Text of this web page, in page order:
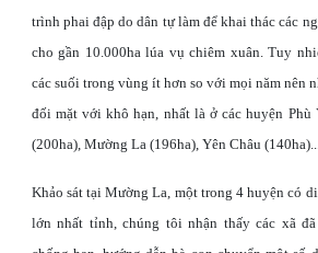
trình phai đập do dân tự làm để khai thác các
cho gần 10.000ha lúa vụ chiêm xuân. Tuy
các suối trong vùng ít hơn so với mọi năm nên
đối mặt với khô hạn, nhất là ở các huyện Phù
(200ha), Mường La (196ha), Yên Châu
Khảo sát tại Mường La, một trong 4 huyện có
lớn nhất tỉnh, chúng tôi nhận thấy các xã